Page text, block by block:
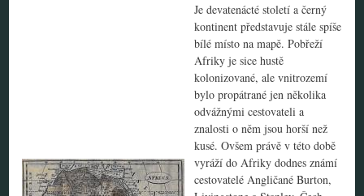
Je devatenácté století a černý
kontinent představuje stále spíše
bílé místo na mapě. Pobřeží
Afriky je sice hustě
kolonizované, ale vnitrozemí
bylo propátrané jen několika
odvážnými cestovateli a
znalosti o něm jsou horší než
kusé. Ovšem právě v této době
vyráží do Afriky dodnes známí
cestovatelé Angličané Burton,